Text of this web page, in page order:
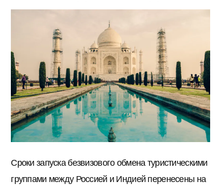
Сроки запуска безвизового обмена туристическими
группами между Россией и Индией перенесены на